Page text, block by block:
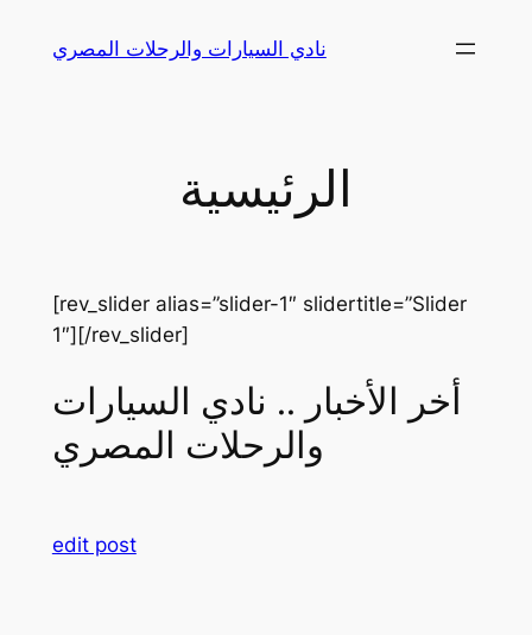
نادي السيارات والرحلات المصري
الرئيسية
[rev_slider alias=”slider-1″ slidertitle=”Slider
1″][/rev_slider]
أخر الأخبار .. نادي السيارات
والرحلات المصري
edit post